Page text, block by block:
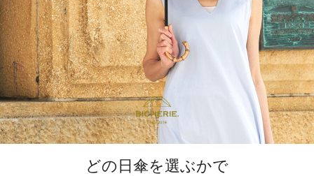
どの日傘を選ぶかで